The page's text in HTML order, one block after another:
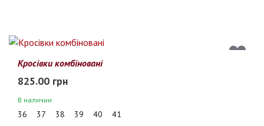
Кросівки комбіновані
825.00 грн
В наличии
36 37 38 39 40 41